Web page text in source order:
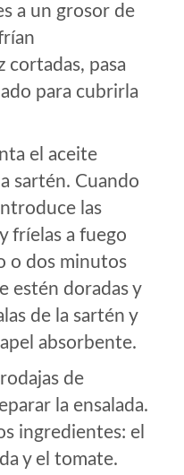
a un grosor de
cortadas, pasa
para cubrirla
el aceite
sartén. Cuando
las
fríelas a fuego
o dos minutos
estén doradas y
de la sartén y
absorbente.
de
la ensalada.
ingredientes: el
y el tomate.